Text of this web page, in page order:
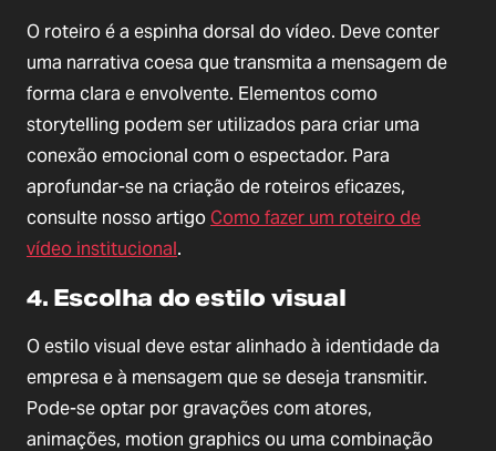
O roteiro é a espinha dorsal do vídeo. Deve conter
uma narrativa coesa que transmita a mensagem de
forma clara e envolvente. Elementos como
storytelling podem ser utilizados para criar uma
conexão emocional com o espectador. Para
aprofundar-se na criação de roteiros eficazes,
consulte nosso artigo Como fazer um roteiro de
vídeo institucional.
4. Escolha do estilo visual
O estilo visual deve estar alinhado à identidade da
empresa e à mensagem que se deseja transmitir.
Pode-se optar por gravações com atores,
animações, motion graphics ou uma combinação